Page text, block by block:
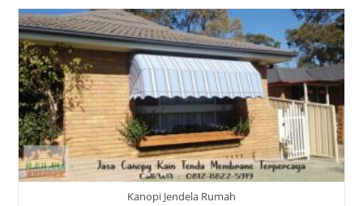
Yang
Profesional
Kanopi Jendela Rumah